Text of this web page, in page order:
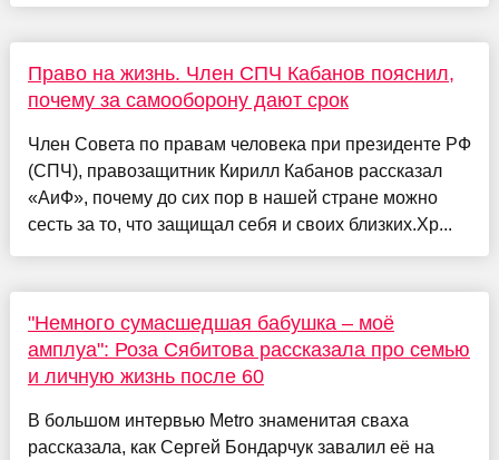
Право на жизнь. Член СПЧ Кабанов пояснил,
почему за самооборону дают срок
Член Совета по правам человека при президенте РФ
(СПЧ), правозащитник Кирилл Кабанов рассказал
«АиФ», почему до сих пор в нашей стране можно
сесть за то, что защищал себя и своих близких.Хр...
"Немного сумасшедшая бабушка – моё
амплуа": Роза Сябитова рассказала про семью
и личную жизнь после 60
В большом интервью Metro знаменитая сваха
рассказала, как Сергей Бондарчук завалил её на